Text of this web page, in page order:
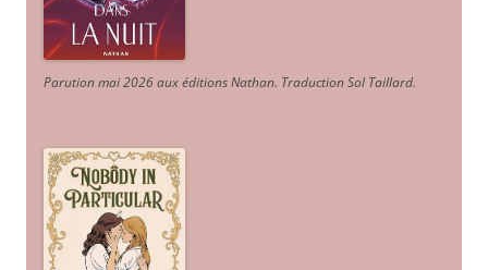
Parution mai 2026 aux éditions Nathan. Traduction Sol Taillard.